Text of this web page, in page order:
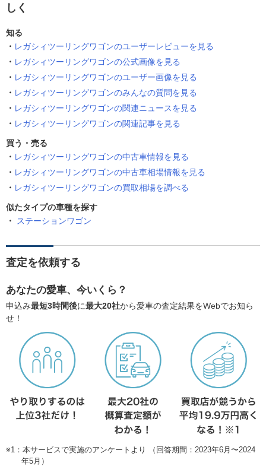
しく
知る
レガシィツーリングワゴンのユーザーレビューを見る
レガシィツーリングワゴンの公式画像を見る
レガシィツーリングワゴンのユーザー画像を見る
レガシィツーリングワゴンのみんなの質問を見る
レガシィツーリングワゴンの関連ニュースを見る
レガシィツーリングワゴンの関連記事を見る
買う・売る
レガシィツーリングワゴンの中古車情報を見る
レガシィツーリングワゴンの中古車相場情報を見る
レガシィツーリングワゴンの買取相場を調べる
似たタイプの車種を探す
ステーションワゴン
査定を依頼する
あなたの愛車、今いくら？
申込み最短3時間後に最大20社から愛車の査定結果をWebでお知ら
せ！
※1：本サービスで実施のアンケートより （回答期間：2023年6月〜2024
年5月）